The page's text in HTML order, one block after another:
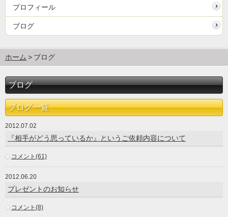
プロフィール
ブログ
ホーム ブログ
ブログ
ブログ一覧
2012.07.02
『相手がどう思っているか』というご依頼内容について
コメント(61)
2012.06.20
プレゼントのお知らせ
コメント(8)